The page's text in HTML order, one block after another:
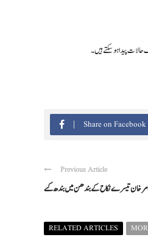
حالات پیدا ہو سکتے ہیں۔
Share on Facebook
Previous Article
عامر خان تیسرے نکاح کے بندھن میں بندھ گئے
RELATED ARTICLES